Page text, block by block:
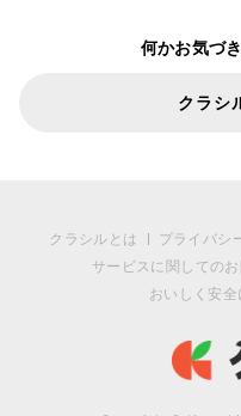
何かお気づ
クラシ
クラシルとは プライバシ
サービスに関しての
おいしく安